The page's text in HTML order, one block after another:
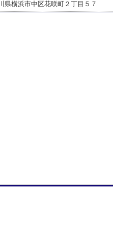
県横浜市中区花咲町２丁目５７